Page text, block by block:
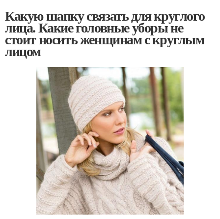
Какую шапку связать для круглого
лица. Какие головные уборы не
стоит носить женщинам с круглым
лицом